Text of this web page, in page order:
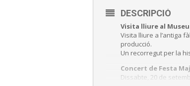
DESCRIPCIÓ
Visita lliure al
Visita lliure a l’antiga
producció.
Un recorregut per la
Concert de Festa
Dissabte, 20 de